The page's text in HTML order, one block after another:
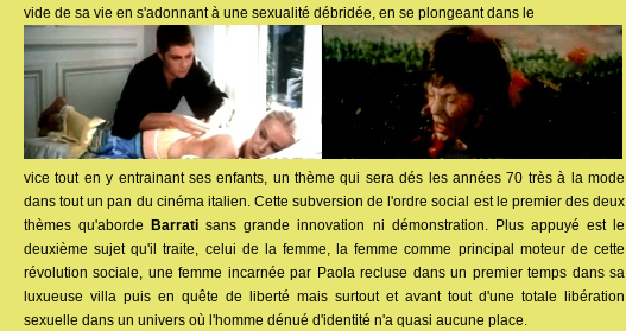
vide de sa vie en s'adonnant à une sexualité débridée, en se plongeant dans le
vice tout en y entrainant ses enfants, un thème qui sera dés les années 70 très à la mode
dans tout un pan du cinéma italien. Cette subversion de l'ordre social est le premier des deux
thèmes qu'aborde
Barrati sans grande innovation ni démonstration. Plus appuyé est le
deuxième sujet qu'il traite, celui de la femme, la femme comme principal moteur de cette
révolution sociale, une femme incarnée par Paola recluse dans un premier temps dans sa
luxueuse villa puis en quête de liberté mais surtout et avant tout d'une totale libération
sexuelle dans un univers où l'homme dénué d'identité n'a quasi aucune place.